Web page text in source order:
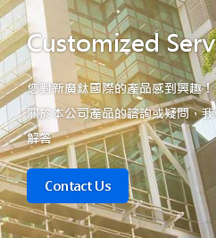
Customized
您對新廣鈦國際的產品感到興趣！
關於本公司產品的諮詢或疑問，
解答
Contact Us